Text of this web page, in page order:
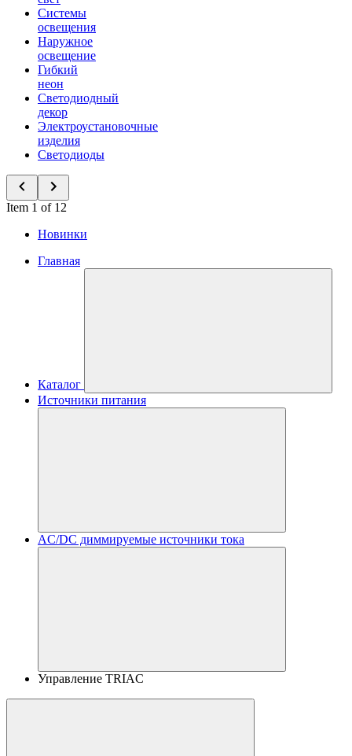
Системы
освещения
Наружное
освещение
Гибкий
неон
Светодиодный
декор
Электроустановочные
изделия
Светодиоды
Item 1 of 12
Новинки
Главная
Каталог
Источники питания
AC/DC диммируемые источники тока
Управление TRIAC